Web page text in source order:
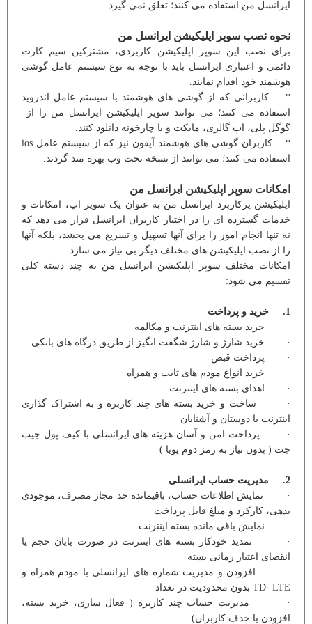
ایرانسل من استفاده می کنند؛ تعلق نمی گیرد.
نحوه نصب سوپر اپلیکیشن ایرانسل من
برای نصب این سوپر اپلیکیشن کاربردی، مشترکین سیم کارت
دائمی و اعتباری ایرانسل باید با توجه به نوع سیستم عامل گوشی
هوشمند خود اقدام نمایند.
* کاربرانی که از گوشی های هوشمند با سیستم عامل اندروید
استفاده می کنند؛ می توانند سوپر اپلیکیشن ایرانسل من را از
گوگل پلی، اپ گالری، مایکت و یا چارخونه دانلود کنند.
* کاربران گوشی های هوشمند آیفون نیز که از سیستم عامل ios
استفاده می کنند؛ می توانند از نسخه تحت وب بهره مند گردند.
امکانات سوپر اپلیکیشن ایرانسل من
اپلیکیشن پرکاربرد ایرانسل من به عنوان یک سوپر اپ، امکانات و
خدمات گسترده ای را در اختیار کاربران ایرانسل قرار می دهد که
نه تنها انجام امور را برای آنها تسهیل و تسریع می بخشد، بلکه آنها
را از نصب اپلیکیشن های مختلف دیگر بی نیاز می سازد.
امکانات مختلف سوپر اپلیکیشن ایرانسل من به چند دسته کلی
تقسیم می شود:
1. خرید و پرداخت
· خرید بسته های اینترنت و مکالمه
· خرید شارژ و شارژ شگفت انگیز از طریق درگاه های بانکی
· پرداخت قبض
· خرید انواع مودم های ثابت و همراه
· اهدای بسته های اینترنت
· ساخت و خرید بسته های چند کاربره و به اشتراک گذاری
اینترنت با دوستان و آشنایان
· پرداخت امن و آسان هزینه های ایرانسلی با کیف پول جیب
جت ( بدون نیاز به رمز دوم پویا )
2. مدیریت حساب ایرانسلی
· نمایش اطلاعات حساب، باقیمانده حد مجاز مصرف، موجودی
بدهی، کارکرد و مبلغ قابل پرداخت
· نمایش باقی مانده بسته اینترنت
· تمدید خودکار بسته های اینترنت در صورت پایان حجم یا
انقضای اعتبار زمانی بسته
· افزودن و مدیریت شماره های ایرانسلی با مودم همراه و
TD- LTE بدون محدودیت در تعداد
· مدیریت حساب چند کاربره ( فعال سازی، خرید بسته،
افزودن یا حذف کاربران)